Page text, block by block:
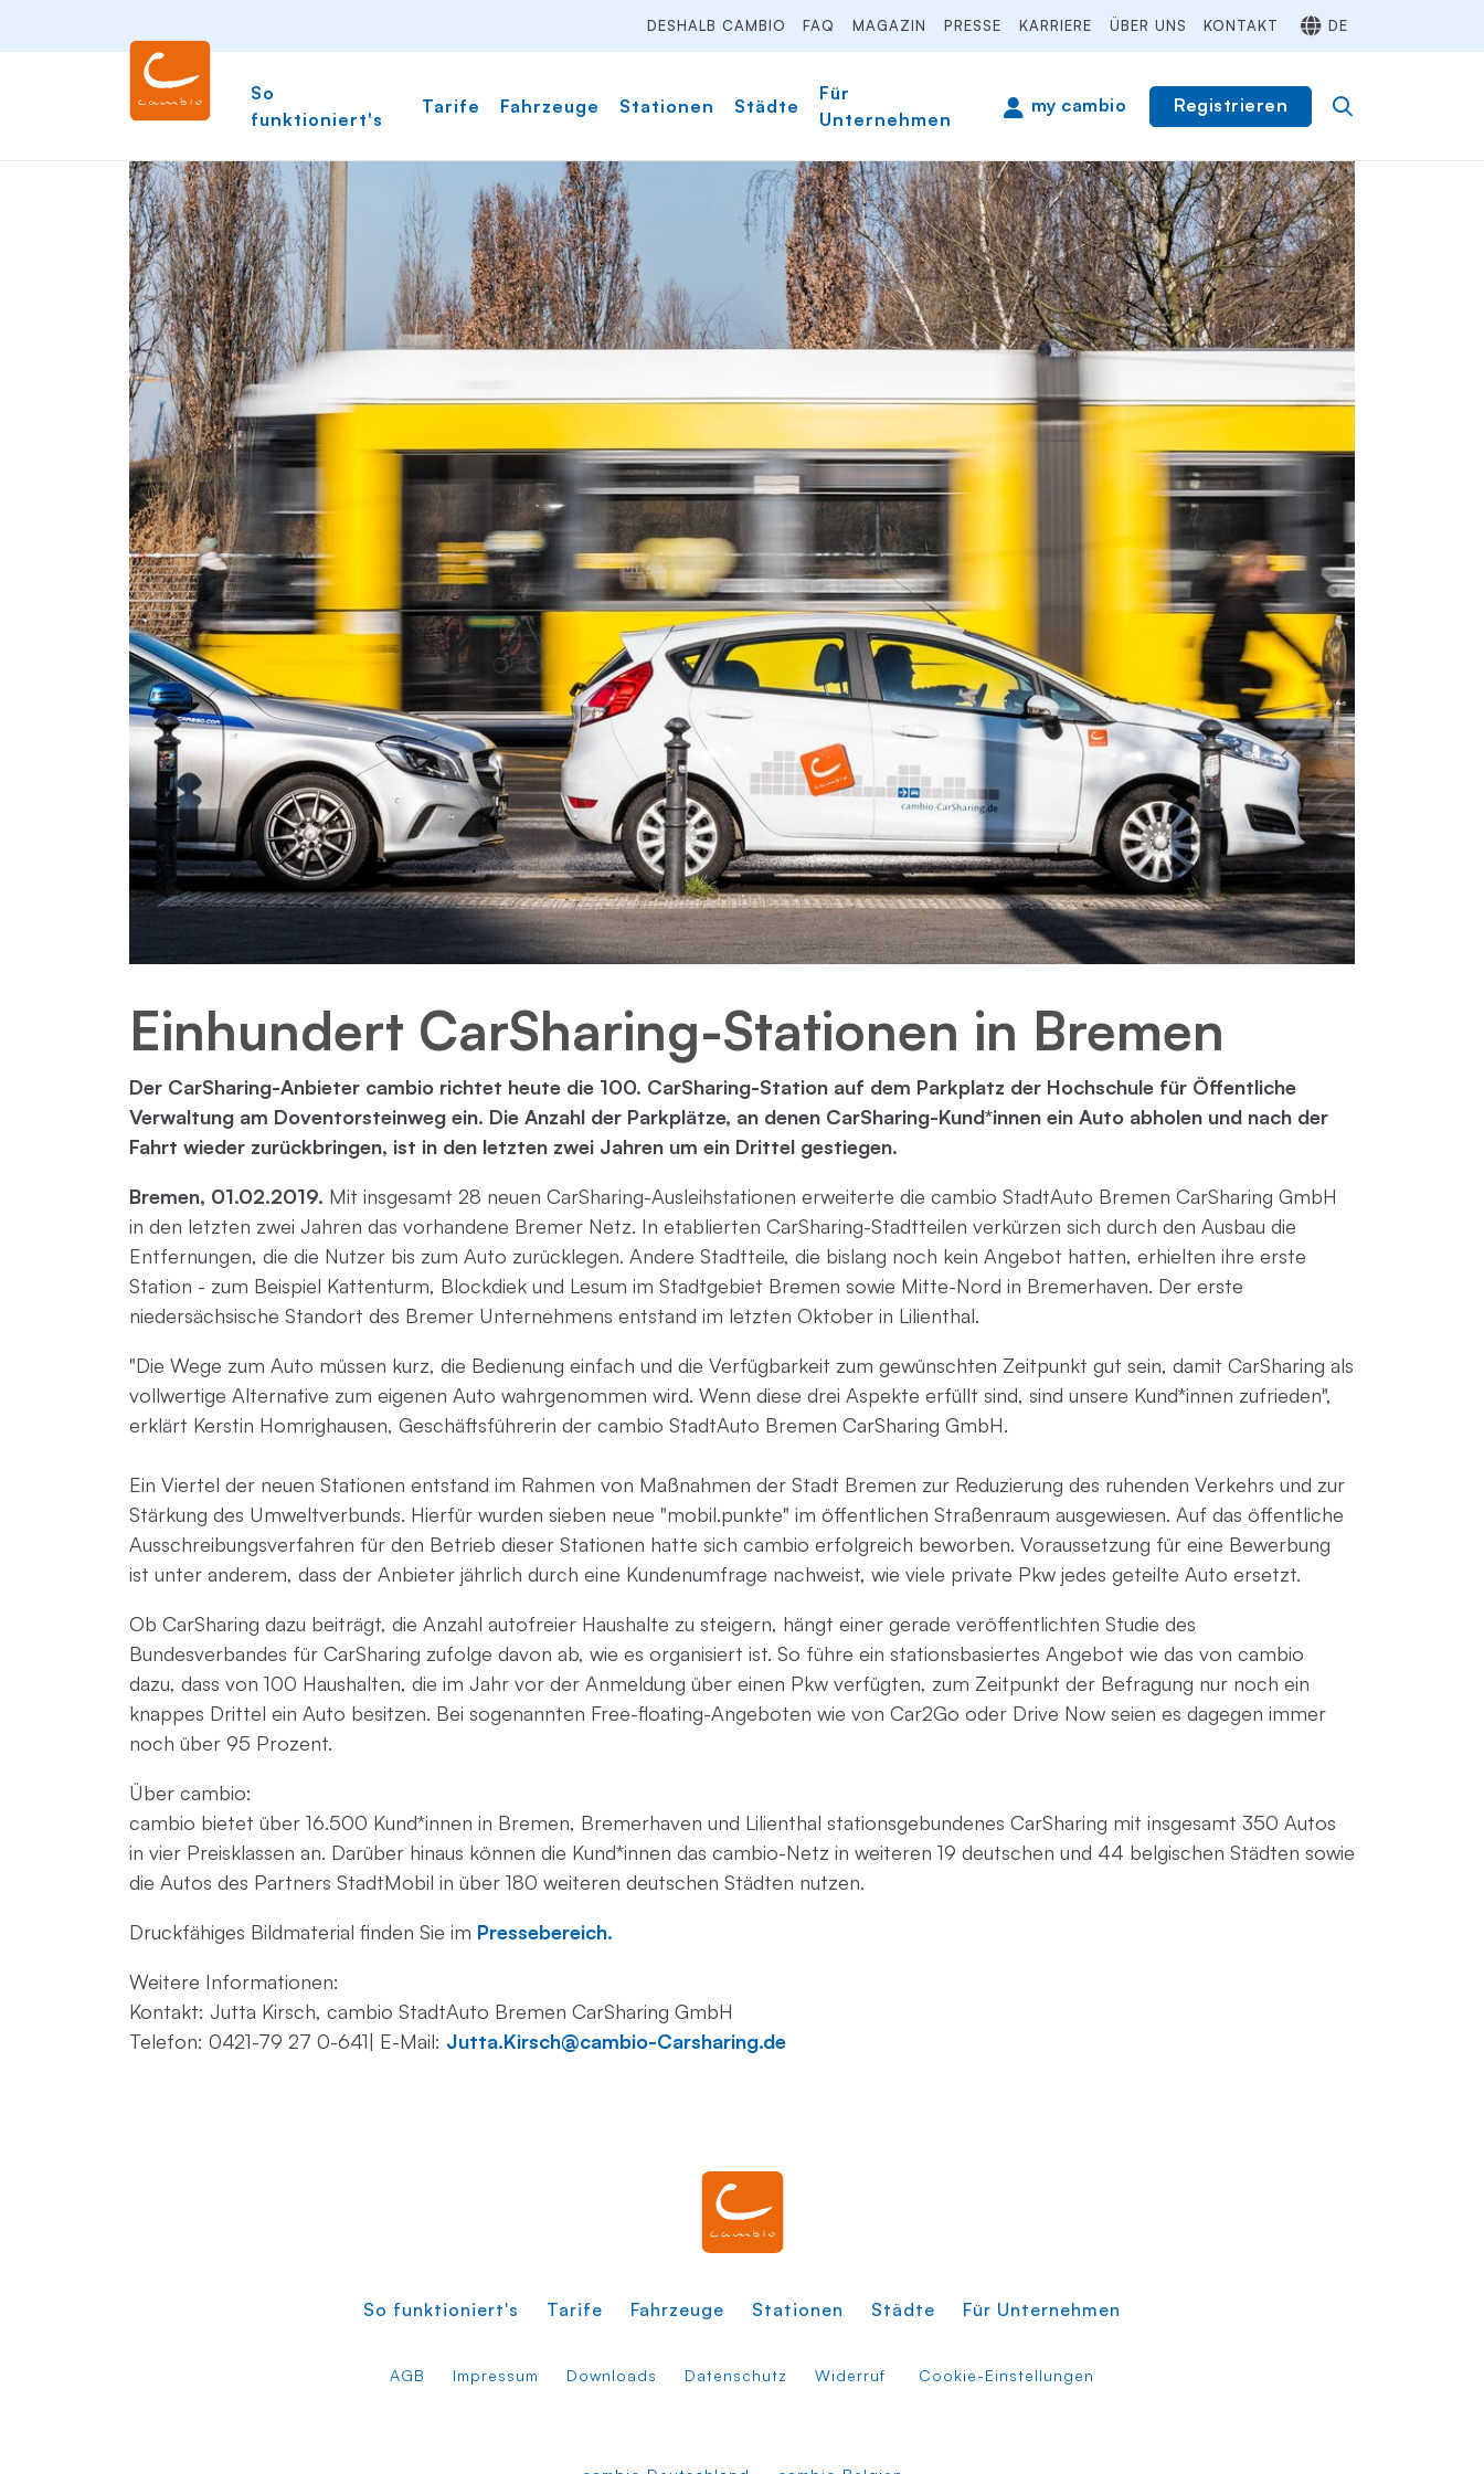
DESHALB CAMBIO FAQ MAGAZIN PRESSE KARRIERE ÜBER UNS KONTAKT DE
So
funktioniert's
Tarife Fahrzeuge Stationen Städte
Für
Unternehmen
my cambio Registrieren
Einhundert CarSharing-Stationen in Bremen
Der CarSharing-Anbieter cambio richtet heute die 100. CarSharing-Station auf dem Parkplatz der Hochschule für Öffentliche
Verwaltung am Doventorsteinweg ein. Die Anzahl der Parkplätze, an denen CarSharing-Kund*innen ein Auto abholen und nach der
Fahrt wieder zurückbringen, ist in den letzten zwei Jahren um ein Drittel gestiegen.
Bremen, 01.02.2019. Mit insgesamt 28 neuen CarSharing-Ausleihstationen erweiterte die cambio StadtAuto Bremen CarSharing GmbH
in den letzten zwei Jahren das vorhandene Bremer Netz. In etablierten CarSharing-Stadtteilen verkürzen sich durch den Ausbau die
Entfernungen, die die Nutzer bis zum Auto zurücklegen. Andere Stadtteile, die bislang noch kein Angebot hatten, erhielten ihre erste
Station - zum Beispiel Kattenturm, Blockdiek und Lesum im Stadtgebiet Bremen sowie Mitte-Nord in Bremerhaven. Der erste
niedersächsische Standort des Bremer Unternehmens entstand im letzten Oktober in Lilienthal.
"Die Wege zum Auto müssen kurz, die Bedienung einfach und die Verfügbarkeit zum gewünschten Zeitpunkt gut sein, damit CarSharing als
vollwertige Alternative zum eigenen Auto wahrgenommen wird. Wenn diese drei Aspekte erfüllt sind, sind unsere Kund*innen zufrieden",
erklärt Kerstin Homrighausen, Geschäftsführerin der cambio StadtAuto Bremen CarSharing GmbH.
Ein Viertel der neuen Stationen entstand im Rahmen von Maßnahmen der Stadt Bremen zur Reduzierung des ruhenden Verkehrs und zur
Stärkung des Umweltverbunds. Hierfür wurden sieben neue "mobil.punkte" im öffentlichen Straßenraum ausgewiesen. Auf das öffentliche
Ausschreibungsverfahren für den Betrieb dieser Stationen hatte sich cambio erfolgreich beworben. Voraussetzung für eine Bewerbung
ist unter anderem, dass der Anbieter jährlich durch eine Kundenumfrage nachweist, wie viele private Pkw jedes geteilte Auto ersetzt.
Ob CarSharing dazu beiträgt, die Anzahl autofreier Haushalte zu steigern, hängt einer gerade veröffentlichten Studie des
Bundesverbandes für CarSharing zufolge davon ab, wie es organisiert ist. So führe ein stationsbasiertes Angebot wie das von cambio
dazu, dass von 100 Haushalten, die im Jahr vor der Anmeldung über einen Pkw verfügten, zum Zeitpunkt der Befragung nur noch ein
knappes Drittel ein Auto besitzen. Bei sogenannten Free-floating-Angeboten wie von Car2Go oder Drive Now seien es dagegen immer
noch über 95 Prozent.
Über cambio:
cambio bietet über 16.500 Kund*innen in Bremen, Bremerhaven und Lilienthal stationsgebundenes CarSharing mit insgesamt 350 Autos
in vier Preisklassen an. Darüber hinaus können die Kund*innen das cambio-Netz in weiteren 19 deutschen und 44 belgischen Städten sowie
die Autos des Partners StadtMobil in über 180 weiteren deutschen Städten nutzen.
Druckfähiges Bildmaterial finden Sie im Pressebereich.
Weitere Informationen:
Kontakt: Jutta Kirsch, cambio StadtAuto Bremen CarSharing GmbH
Telefon: 0421-79 27 0-641| E-Mail: Jutta.Kirsch@cambio-Carsharing.de
So funktioniert's Tarife Fahrzeuge Stationen Städte Für Unternehmen
AGB Impressum Downloads Datenschutz Widerruf Cookie-Einstellungen